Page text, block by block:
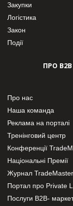
Закупки
Логістика
Закон
Події
ПРО В2В
Про нас
Наша команда
Реклама на порталі
Тренінговий центр
Конференції
Національні Премії
Журнал TradeMaster
Портал про Private
Послуги В2В-